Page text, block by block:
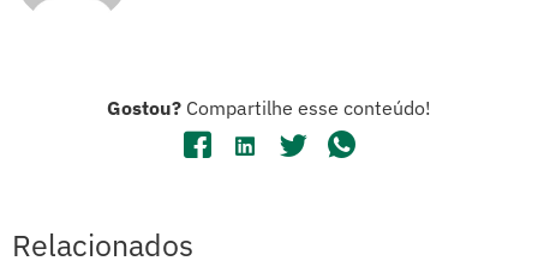
Gostou? Compartilhe esse conteúdo!
Relacionados